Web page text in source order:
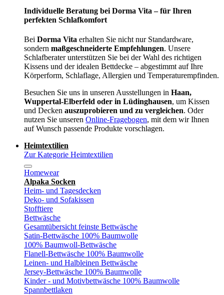
Individuelle Beratung bei Dorma Vita – für Ihren
perfekten Schlafkomfort
Bei Dorma Vita erhalten Sie nicht nur Standardware,
sondern maßgeschneiderte Empfehlungen. Unsere
Schlafberater unterstützen Sie bei der Wahl des richtigen
Kissens und der idealen Bettdecke – abgestimmt auf Ihre
Körperform, Schlaflage, Allergien und Temperaturempfinden.
Besuchen Sie uns in unseren Ausstellungen in Haan,
Wuppertal-Elberfeld oder in Lüdinghausen, um Kissen
und Decken auszuprobieren und zu vergleichen. Oder
nutzen Sie unseren Online-Fragebogen, mit dem wir Ihnen
auf Wunsch passende Produkte vorschlagen.
Heimtextilien
Zur Kategorie Heimtextilien
Homewear
Alpaka Socken
Heim- und Tagesdecken
Deko- und Sofakissen
Stofftiere
Bettwäsche
Gesamtübersicht feinste Bettwäsche
Satin-Bettwäsche 100% Baumwolle
100% Baumwoll-Bettwäsche
Flanell-Bettwäsche 100% Baumwolle
Leinen- und Halbleinen Bettwäsche
Jersey-Bettwäsche 100% Baumwolle
Kinder - und Motivbettwäsche 100% Baumwolle
Spannbettlaken